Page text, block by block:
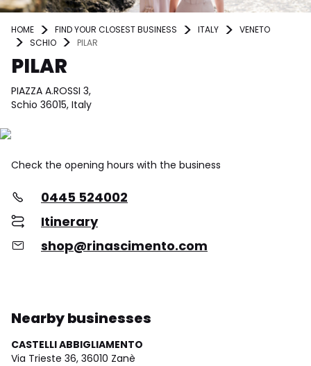
HOME FIND YOUR CLOSEST BUSINESS ITALY
VENETO
SCHIO
PILAR
PILAR
PIAZZA A.ROSSI 3,
Schio 36015, Italy
Check the opening hours with the business
0445 524002
Itinerary
shop@rinascimento.com
Nearby businesses
CASTELLI ABBIGLIAMENTO
Via Trieste 36, 36010 Zanè